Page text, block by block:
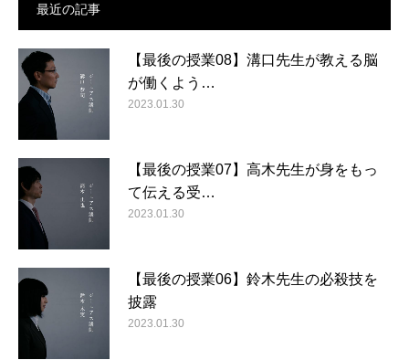
最近の記事
【最後の授業08】溝口先生が教える脳
が働くよう…
2023.01.30
【最後の授業07】高木先生が身をもっ
て伝える受…
2023.01.30
【最後の授業06】鈴木先生の必殺技を
披露
2023.01.30